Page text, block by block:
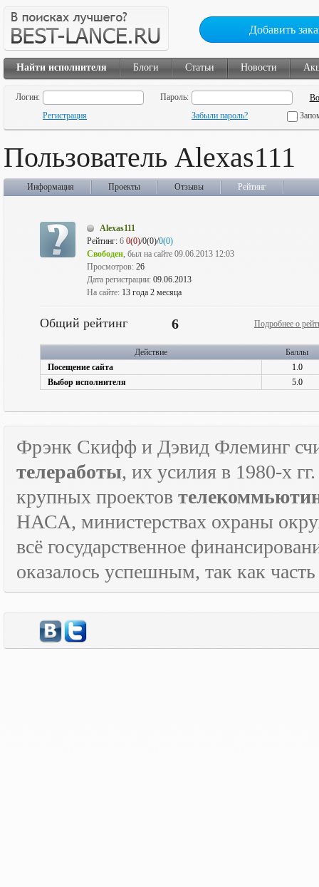
Добавить
Найти исполнителя Блоги Статьи Новости
Логин:
Пароль:
Регистрация
Забыли пароль?
Пользователь Alexas111
Информация Проекты Отзывы Рейтинг
Alexas111
Рейтинг: 6 0(0)/0(0)/0(0)
Свободен, был на сайте 09.06.2013 12:03
Просмотров: 26
Дата регистрации: 09.06.2013
На сайте: 13 года 2 месяца
Общий рейтинг 6 Подробнее о
Действие
Баллы
Посещение сайта
1.0
Выбор исполнителя
5.0
Фрэнк Скифф и Дэвид Флеминг
телеработы, их усилия в 1980-х
крупных проектов
НАСА, министерствах охраны
всё государственное
оказалось успешным, так как